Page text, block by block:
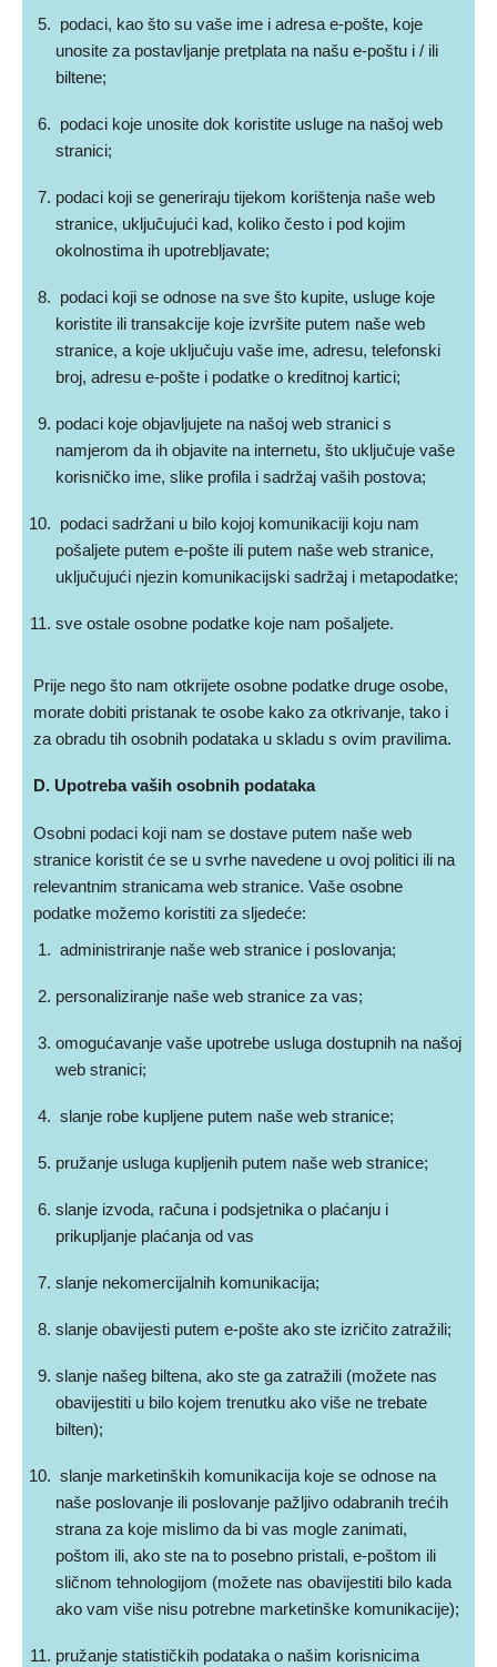
podaci, kao što su vaše ime i adresa e-pošte, koje
unosite za postavljanje pretplata na našu e-poštu i / ili
biltene;
podaci koje unosite dok koristite usluge na našoj web
stranici;
podaci koji se generiraju tijekom korištenja naše web
stranice, uključujući kad, koliko često i pod kojim
okolnostima ih upotrebljavate;
podaci koji se odnose na sve što kupite, usluge koje
koristite ili transakcije koje izvršite putem naše web
stranice, a koje uključuju vaše ime, adresu, telefonski
broj, adresu e-pošte i podatke o kreditnoj kartici;
podaci koje objavljujete na našoj web stranici s
namjerom da ih objavite na internetu, što uključuje vaše
korisničko ime, slike profila i sadržaj vaših postova;
podaci sadržani u bilo kojoj komunikaciji koju nam
pošaljete putem e-pošte ili putem naše web stranice,
uključujući njezin komunikacijski sadržaj i metapodatke;
sve ostale osobne podatke koje nam pošaljete.
Prije nego što nam otkrijete osobne podatke druge osobe,
morate dobiti pristanak te osobe kako za otkrivanje, tako i
za obradu tih osobnih podataka u skladu s ovim pravilima.
D. Upotreba vaših osobnih podataka
Osobni podaci koji nam se dostave putem naše web
stranice koristit će se u svrhe navedene u ovoj politici ili na
relevantnim stranicama web stranice. Vaše osobne
podatke možemo koristiti za sljedeće:
administriranje naše web stranice i poslovanja;
personaliziranje naše web stranice za vas;
omogućavanje vaše upotrebe usluga dostupnih na našoj
web stranici;
slanje robe kupljene putem naše web stranice;
pružanje usluga kupljenih putem naše web stranice;
slanje izvoda, računa i podsjetnika o plaćanju i
prikupljanje plaćanja od vas
slanje nekomercijalnih komunikacija;
slanje obavijesti putem e-pošte ako ste izričito zatražili;
slanje našeg biltena, ako ste ga zatražili (možete nas
obavijestiti u bilo kojem trenutku ako više ne trebate
bilten);
slanje marketinških komunikacija koje se odnose na
naše poslovanje ili poslovanje pažljivo odabranih trećih
strana za koje mislimo da bi vas mogle zanimati,
poštom ili, ako ste na to posebno pristali, e-poštom ili
sličnom tehnologijom (možete nas obavijestiti bilo kada
ako vam više nisu potrebne marketinške komunikacije);
pružanje statističkih podataka o našim korisnicima